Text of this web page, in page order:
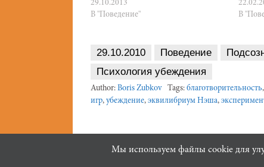
29.10.2013
В "Поведение"
В
29.10.2010 Поведение
Психология убеждения
Author: Boris Zubkov Tags: благотворительность,
игр, убеждение, эквилибриум Нэша,
Post
Navigation
Мы используем файлы cookie для